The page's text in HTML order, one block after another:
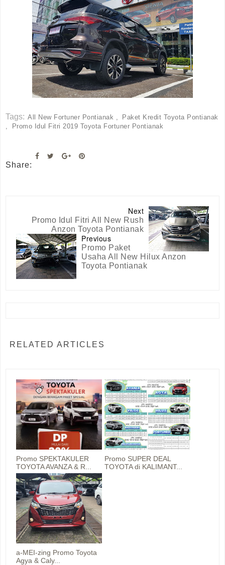
Tags: All New Fortuner Pontianak
Paket Kredit Toyota Pontianak
Promo Idul Fitri 2019 Toyota Fortuner Pontianak
Share:
Next
Promo Idul Fitri All New Rush
Anzon Toyota Pontianak
Previous
Promo Paket
Usaha All New Hilux Anzon
Toyota Pontianak
RELATED ARTICLES
Promo SPEKTAKULER
TOYOTA AVANZA & R...
Promo SUPER DEAL
TOYOTA di KALIMANT...
a-MEI-zing Promo Toyota
Agya & Caly...